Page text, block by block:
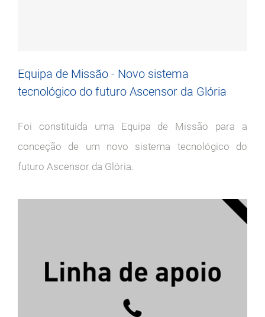
Equipa de Missão - Novo sistema
tecnológico do futuro Ascensor da Glória
Foi constituída uma Equipa de Missão para a
conceção de um novo sistema tecnológico do
futuro Ascensor da Glória.